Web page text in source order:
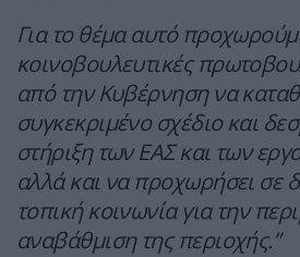
Για το θέμα αυτό
κοινοβουλευτικές
από την Κυβέρνηση να
συγκεκριμένο σχέδιο και
στήριξη των ΕΑΣ και των
αλλά και να προχωρήσει σε
τοπική κοινωνία για την
αναβάθμιση της περιοχής.”